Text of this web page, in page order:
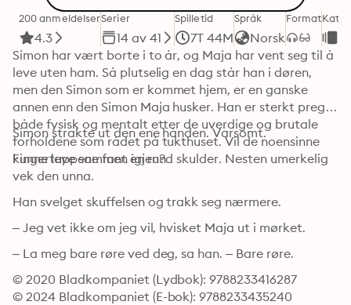
200 anmeldelser
4.3
Serier
14 av 41
Spilletid
7T 44M
Språk
Norsk
Format
Simon har vært borte i to år, og Maja har vent seg til å
leve uten ham. Så plutselig en dag står han i døren,
men den Simon som er kommet hjem, er en ganske
annen enn den Simon Maja husker. Han er sterkt preget
både fysisk og mentalt etter de uverdige og brutale
forholdene som rådet på tukthuset. Vil de noensinne
kunne leve sammen igjen?
Simon strakte ut den ene hånden. Varsomt.
Fingertuppene fant en rund skulder. Nesten umerkelig
vek den unna.
Han svelget skuffelsen og trakk seg nærmere.
– Jeg vet ikke om jeg vil, hvisket Maja ut i mørket.
– La meg bare røre ved deg, sa han. – Bare røre.
© 2020 Bladkompaniet (Lydbok): 9788233416287
© 2024 Bladkompaniet (E-bok): 9788233435240